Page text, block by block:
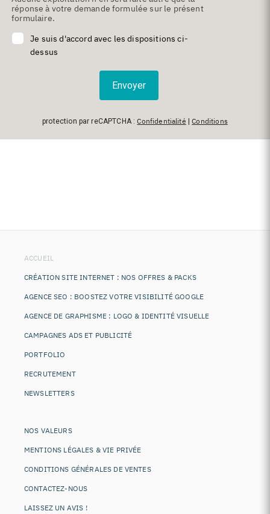
réponse à votre demande formulée sur le présent
formulaire.
Je suis d'accord avec les dispositions ci-
dessus
Envoyer
protection par reCAPTCHA :Confidentialité |Conditions
ACCUEIL
CRÉATION SITE INTERNET : NOS OFFRES & PACKS
AGENCE SEO : BOOSTEZ VOTRE VISIBILITÉ GOOGLE
AGENCE DE GRAPHISME : LOGO & IDENTITÉ VISUELLE
CAMPAGNES ADS ET PUBLICITÉ
PORTFOLIO
RECRUTEMENT
NEWSLETTERS
NOS VALEURS
MENTIONS LÉGALES & VIE PRIVÉE
CONDITIONS GÉNÉRALES DE VENTES
CONTACTEZ-NOUS
LAISSEZ UN AVIS !